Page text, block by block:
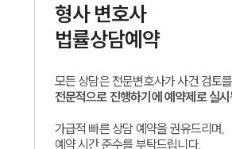
형사변호사
법률상담예약
모든 상담은 전문변호사가 사건 검토
전문적으로 진행하기에 예약제로 실
가급적 빠른 상담 예약을 권유드리며,
예약 시간 준수를 부탁드립니다.